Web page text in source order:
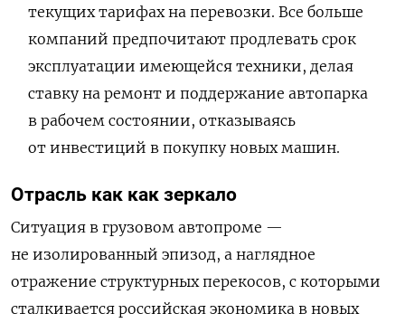
текущих тарифах на перевозки. Все больше
компаний предпочитают продлевать срок
эксплуатации имеющейся техники, делая
ставку на ремонт и поддержание автопарка
в рабочем состоянии, отказываясь
от инвестиций в покупку новых машин.
Отрасль как как зеркало
Ситуация в грузовом автопроме —
не изолированный эпизод, а наглядное
отражение структурных перекосов, с которыми
сталкивается российская экономика в новых